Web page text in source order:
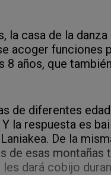
la casa de la danza
acoger funciones
8 años, que
de diferentes
la respuesta es
De la
de esas montañas
dará cobijo